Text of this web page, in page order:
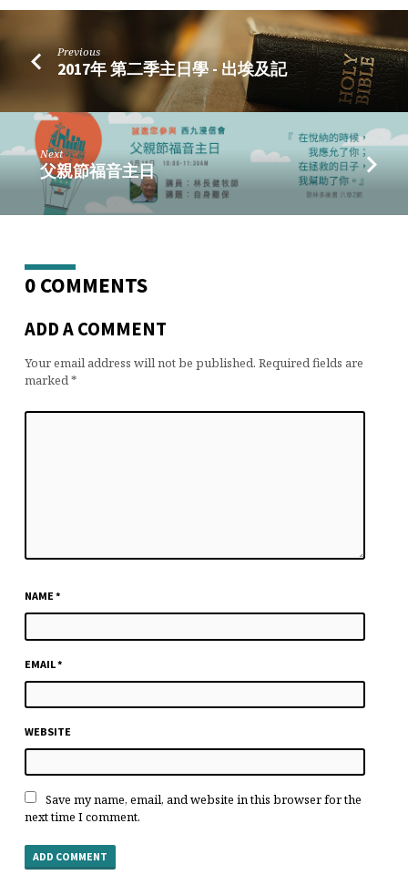
暫
時
世
同
行」
研
讀
傳
道
Previous
2017年 第二季主日學 - 出埃及記
Next
父親節福音主日
0 COMMENTS
ADD A COMMENT
Your email address will not be published. Required fields are
marked*
NAME*
EMAIL*
WEBSITE
Save my name, email, and website in this browser for the
next time I comment.